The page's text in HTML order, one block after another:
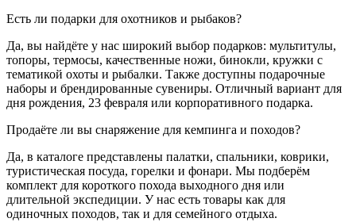
Есть ли подарки для охотников и рыбаков?
Да, вы найдёте у нас широкий выбор подарков: мультитулы,
топоры, термосы, качественные ножи, бинокли, кружки с
тематикой охоты и рыбалки. Также доступны подарочные
наборы и брендированные сувениры. Отличный вариант для
дня рождения, 23 февраля или корпоративного подарка.
Продаёте ли вы снаряжение для кемпинга и походов?
Да, в каталоге представлены палатки, спальники, коврики,
туристическая посуда, горелки и фонари. Мы подберём
комплект для короткого похода выходного дня или
длительной экспедиции. У нас есть товары как для
одиночных походов, так и для семейного отдыха.